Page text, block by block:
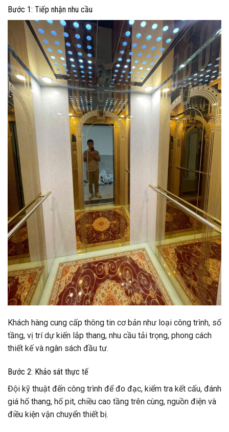
Bước 1: Tiếp nhận nhu cầu
Khách hàng cung cấp thông tin cơ bản như loại công trình, số
tầng, vị trí dự kiến lắp thang, nhu cầu tải trọng, phong cách
thiết kế và ngân sách đầu tư.
Bước 2: Khảo sát thực tế
Đội kỹ thuật đến công trình để đo đạc, kiểm tra kết cấu, đánh
giá hố thang, hố pit, chiều cao tầng trên cùng, nguồn điện và
điều kiện vận chuyển thiết bị.